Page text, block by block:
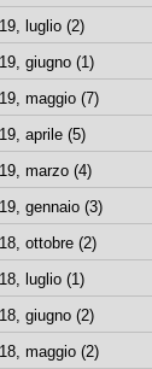
luglio (2)
giugno (1)
maggio (7)
aprile (5)
marzo (4)
gennaio (3)
ottobre (2)
luglio (1)
giugno (2)
maggio (2)